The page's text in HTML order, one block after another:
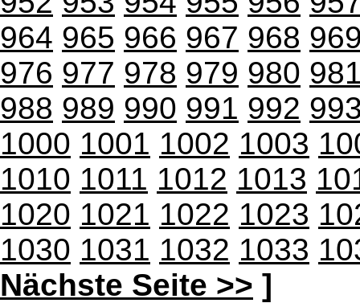
964 965 966 967 968
976 977 978 979 980
988 989 990 991 992
1000 1001 1002 1003
1010 1011 1012 1013
1020 1021 1022 1023
1030 1031 1032 1033
Nächste Seite >> ]